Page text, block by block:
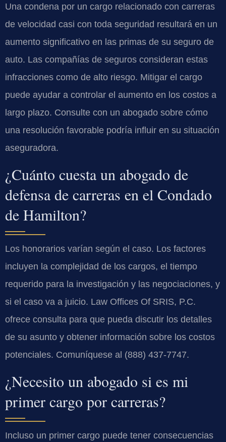
Una condena por un cargo relacionado con carreras
de velocidad casi con toda seguridad resultará en un
aumento significativo en las primas de su seguro de
auto. Las compañías de seguros consideran estas
infracciones como de alto riesgo. Mitigar el cargo
puede ayudar a controlar el aumento en los costos a
largo plazo. Consulte con un abogado sobre cómo
una resolución favorable podría influir en su situación
aseguradora.
¿Cuánto cuesta un abogado de
defensa de carreras en el Condado
de Hamilton?
Los honorarios varían según el caso. Los factores
incluyen la complejidad de los cargos, el tiempo
requerido para la investigación y las negociaciones, y
si el caso va a juicio. Law Offices Of SRIS, P.C.
ofrece consulta para que pueda discutir los detalles
de su asunto y obtener información sobre los costos
potenciales. Comuníquese al (888) 437-7747.
¿Necesito un abogado si es mi
primer cargo por carreras?
Incluso un primer cargo puede tener consecuencias